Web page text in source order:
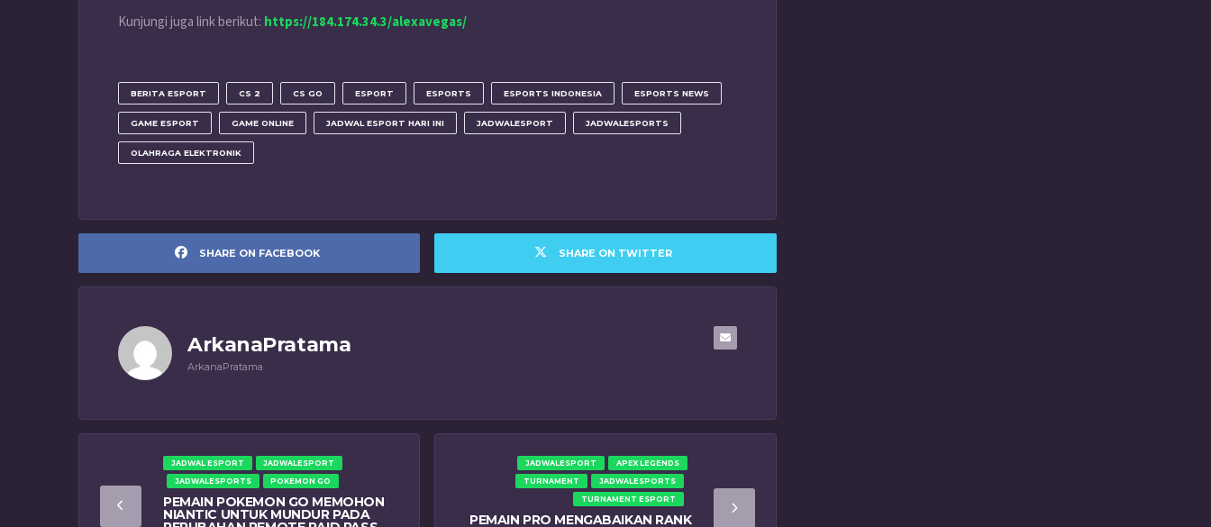
Kunjungi juga link berikut: https://184.174.34.3/alexavegas/
BERITA ESPORT CS 2 CS GO ESPORT ESPORTS ESPORTS INDONESIA ESPORTS NEWS
GAME ESPORT GAME ONLINE JADWAL ESPORT HARI INI JADWALESPORT JADWALESPORTS
OLAHRAGA ELEKTRONIK
SHARE ON FACEBOOK SHARE ON TWITTER
ArkanaPratama
ArkanaPratama
JADWAL ESPORT
JADWALESPORT
JADWALESPORTS
POKEMON GO
PEMAIN POKEMON GO MEMOHON
NIANTIC UNTUK MUNDUR PADA
APEX LEGENDS
JADWALESPORT
JADWALESPORTS
TURNAMENT
TURNAMENT ESPORT
PEMAIN PRO MENGABAIKAN RANK